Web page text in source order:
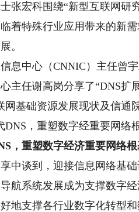
宏科围绕“新型互联网研
着特殊行业应用带来的新
。
中心（CNNIC）主任曾宇
主任谢高岗分享了“DNS扩
网基础资源发展现状及信通
DNS，重塑数字经重要网络
重塑数字经济重要网络根
谈到，迎接信息网络基础
航系统发展成为支撑数字
地支撑各行业数字化转型